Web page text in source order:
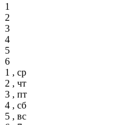
1
2
3
4
5
6
1 , ср
2 , чт
3 , пт
4 , сб
5 , вс